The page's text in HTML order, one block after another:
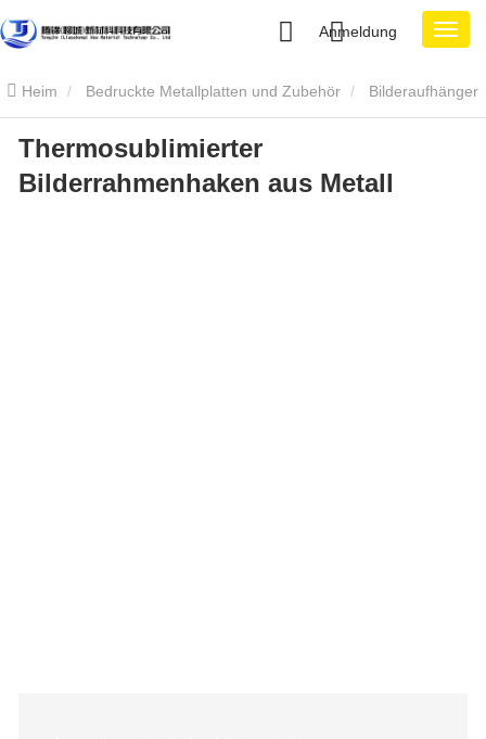
Anmeldung
Heim Bedruckte Metallplatten und Zubehör Bilderaufhänger
aus Metall Thermosublimierter Bilderrahmenhaken aus Metall
Thermosublimierter
Bilderrahmenhaken aus Metall